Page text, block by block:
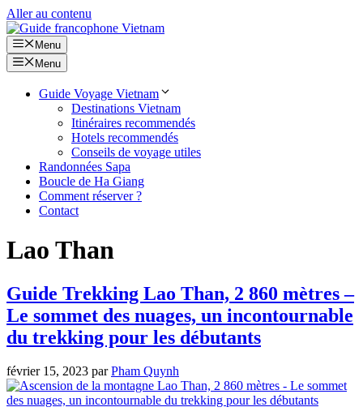
Aller au contenu
Menu
Menu
Guide Voyage Vietnam
Destinations Vietnam
Itinéraires recommendés
Hotels recommendés
Conseils de voyage utiles
Randonnées Sapa
Boucle de Ha Giang
Comment réserver ?
Contact
Lao Than
Guide Trekking Lao Than, 2 860 mètres –
Le sommet des nuages, un incontournable
du trekking pour les débutants
février 15, 2023 parPham Quynh